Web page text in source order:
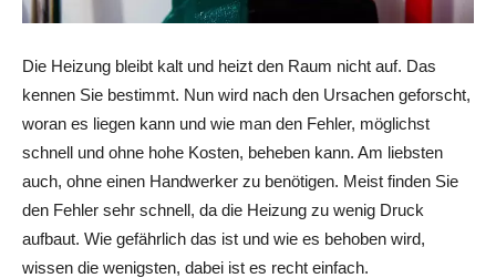
Die Heizung bleibt kalt und heizt den Raum nicht auf. Das
kennen Sie bestimmt. Nun wird nach den Ursachen geforscht,
woran es liegen kann und wie man den Fehler, möglichst
schnell und ohne hohe Kosten, beheben kann. Am liebsten
auch, ohne einen Handwerker zu benötigen. Meist finden Sie
den Fehler sehr schnell, da die Heizung zu wenig Druck
aufbaut. Wie gefährlich das ist und wie es behoben wird,
wissen die wenigsten, dabei ist es recht einfach.